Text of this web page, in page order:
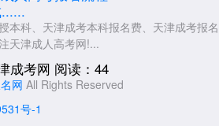
本科、天津成考本科报名费、天津成考报名
天津成人高考网!...
成考网 阅读：44
网 All Rights Reserved
号-1